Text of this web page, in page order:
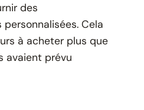
des
Cela
à acheter plus que
avaient prévu